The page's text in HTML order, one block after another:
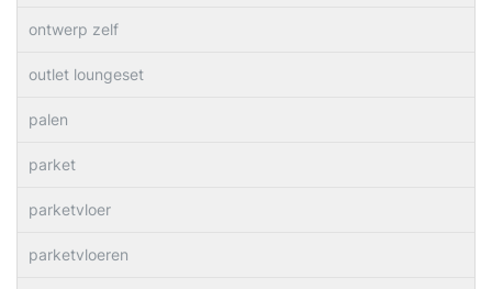
ontwerp zelf
outlet loungeset
palen
parket
parketvloer
parketvloeren